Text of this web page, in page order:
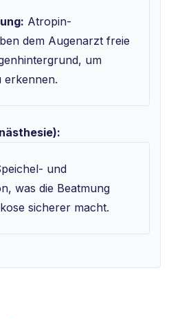
Atropin-
dem Augenarzt freie
um
erkennen.
und
was die Beatmung
sicherer macht.